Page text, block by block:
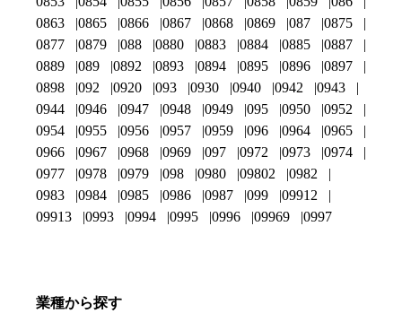
0863
0865 0866 0867 0868 0869 087
0875
0877
0879 088 0880 0883 0884 0885
0887
0889
089 0892 0893 0894 0895 0896
0897
0898
092 0920 093 0930 0940 0942
0943
0944
0946 0947 0948 0949 095 0950
0952
0954
0955 0956 0957 0959 096 0964
0965
0966
0967 0968 0969 097 0972 0973
0974
0977
0978 0979 098 0980 09802
0982
0983
0984 0985 0986 0987 099
09912
09913
0993 0994 0995 0996 09969 0997
業種から探す